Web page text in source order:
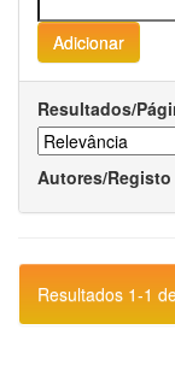
Resultados/
Autores/Registo
Resultados 1-1